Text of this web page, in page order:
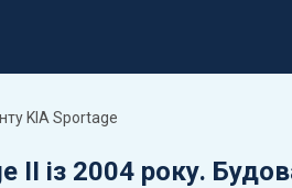
KIA Sportage
II із 2004 року.